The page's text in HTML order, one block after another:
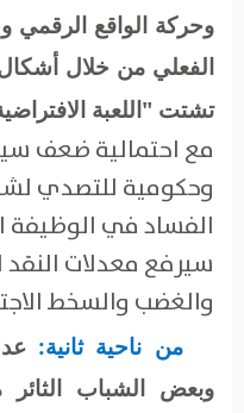
وحركة الواقع الرقمي
الفعلي من خلال
تشتت "اللعبة
مع احتمالية ضعف
وحكومية للتصدي
الفساد في الوظيفة
سيرفع معدلات النقد
والغضب والسخط
من ناحية ثانية:
وبعض الشباب